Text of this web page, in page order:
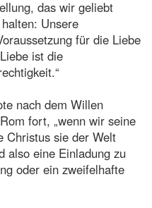
das wir geliebt
Unsere
für die Liebe
ist die
nach dem Willen
fort, „wenn wir seine
Christus sie der Welt
also eine Einladung zu
oder ein zweifelhafte